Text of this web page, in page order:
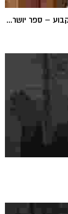
– ספר יושר...